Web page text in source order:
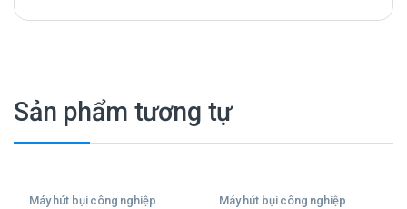
Sản phẩm tương tự
Máy hút bụi công nghiệp Máy hút bụi công nghiệp